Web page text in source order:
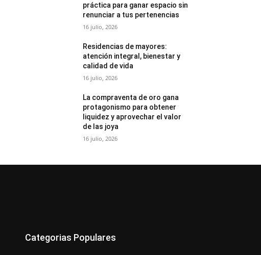
práctica para ganar espacio sin
renunciar a tus pertenencias
16 julio, 2026
Residencias de mayores:
atención integral, bienestar y
calidad de vida
16 julio, 2026
La compraventa de oro gana
protagonismo para obtener
liquidez y aprovechar el valor
de las joya
16 julio, 2026
Categorias Populares